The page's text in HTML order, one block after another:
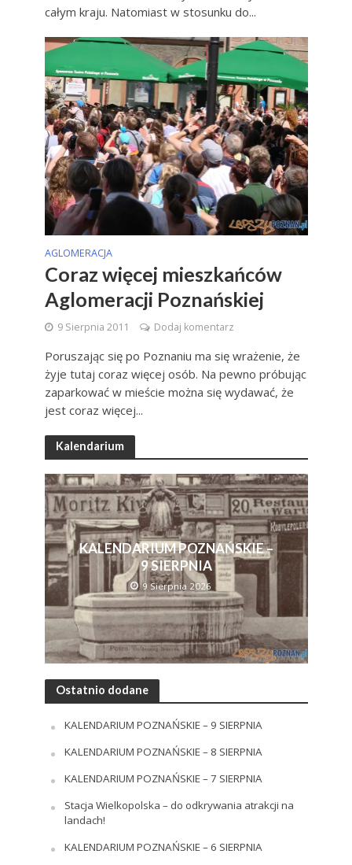
całym kraju. Natomiast w stosunku do...
AGLOMERACJA
Coraz więcej mieszkańców
Aglomeracji Poznańskiej
9 Sierpnia 2011 Dodaj komentarz
Poruszając się po Poznaniu ma się wrażenie, że
żyje tutaj coraz więcej osób. Na pewno próbując
zaparkować w mieście można się wydawać, że
jest coraz więcej...
Kalendarium
KALENDARIUM POZNAŃSKIE –
9 SIERPNIA
9 Sierpnia 2026
Ostatnio dodane
KALENDARIUM POZNAŃSKIE – 9 SIERPNIA
KALENDARIUM POZNAŃSKIE – 8 SIERPNIA
KALENDARIUM POZNAŃSKIE – 7 SIERPNIA
Stacja Wielkopolska – do odkrywania atrakcji na
landach!
KALENDARIUM POZNAŃSKIE – 6 SIERPNIA